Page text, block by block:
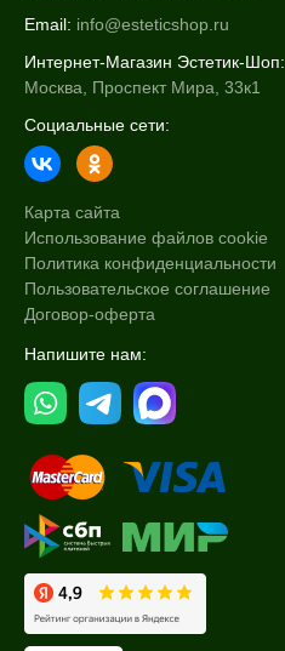
Email: info@esteticshop.ru
Интернет-Магазин Эстетик-Шоп:
Москва, Проспект Мира, 33к1
Социальные сети:
Карта сайта
Использование файлов cookie
Политика конфиденциальности
Пользовательское соглашение
Договор-оферта
Напишите нам: